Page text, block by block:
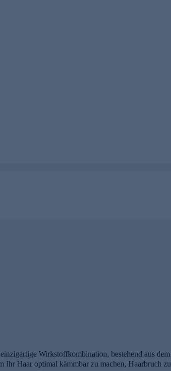
Wirkstoffkombination, bestehend aus dem
Haar optimal kämmbar zu machen, Haarbruch zu